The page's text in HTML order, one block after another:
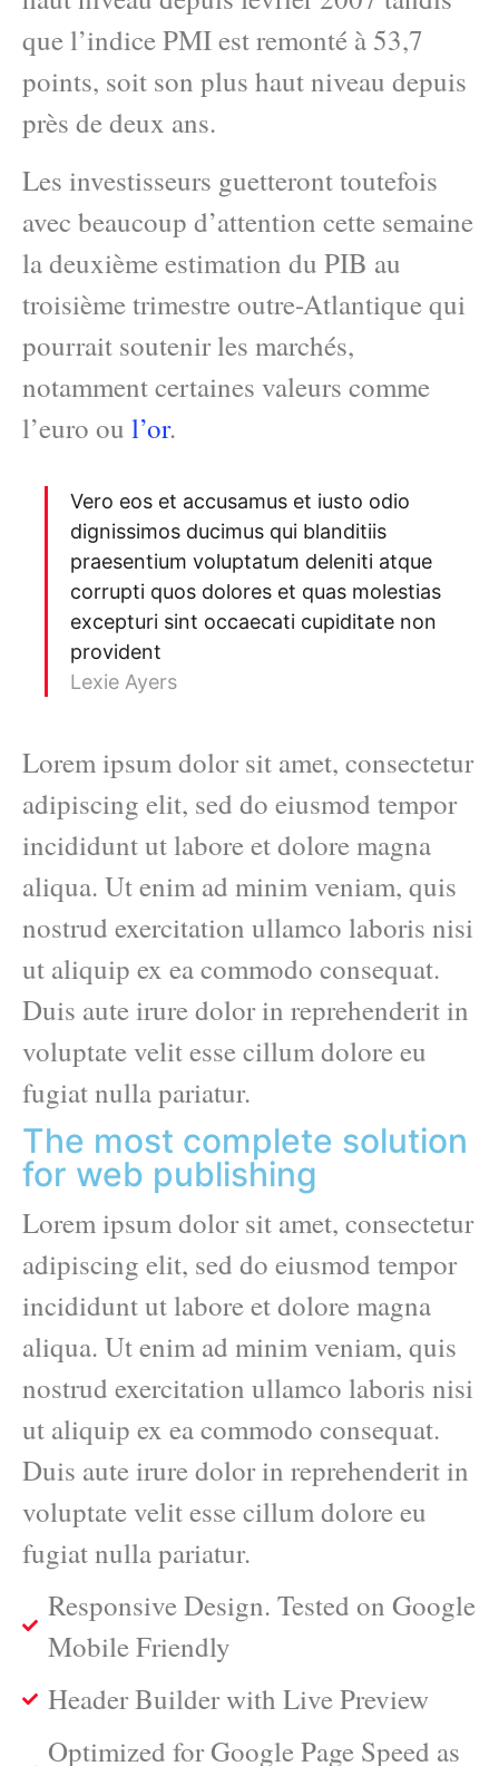
que l’indice PMI est remonté à 53,7
points, soit son plus haut niveau depuis
près de deux ans.
Les investisseurs guetteront toutefois
avec beaucoup d’attention cette semaine
la deuxième estimation du PIB au
troisième trimestre outre-Atlantique qui
pourrait soutenir les marchés,
notamment certaines valeurs comme
l’euro ou l’or.
Vero eos et accusamus et iusto odio
dignissimos ducimus qui blanditiis
praesentium voluptatum deleniti atque
corrupti quos dolores et quas molestias
excepturi sint occaecati cupiditate non
provident
Lexie Ayers
Lorem ipsum dolor sit amet, consectetur
adipiscing elit, sed do eiusmod tempor
incididunt ut labore et dolore magna
aliqua. Ut enim ad minim veniam, quis
nostrud exercitation ullamco laboris nisi
ut aliquip ex ea commodo consequat.
Duis aute irure dolor in reprehenderit in
voluptate velit esse cillum dolore eu
fugiat nulla pariatur.
The most complete solution
for web publishing
Lorem ipsum dolor sit amet, consectetur
adipiscing elit, sed do eiusmod tempor
incididunt ut labore et dolore magna
aliqua. Ut enim ad minim veniam, quis
nostrud exercitation ullamco laboris nisi
ut aliquip ex ea commodo consequat.
Duis aute irure dolor in reprehenderit in
voluptate velit esse cillum dolore eu
fugiat nulla pariatur.
Responsive Design. Tested on Google
Mobile Friendly
Header Builder with Live Preview
Optimized for Google Page Speed as